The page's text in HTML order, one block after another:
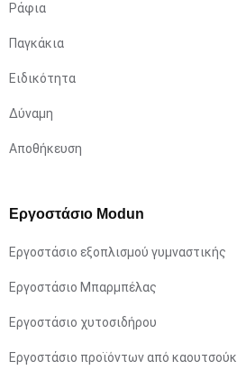
Ράφια
Παγκάκια
Ειδικότητα
Δύναμη
Αποθήκευση
Εργοστάσιο Modun
Εργοστάσιο εξοπλισμού γυμναστικής
Εργοστάσιο Μπαρμπέλας
Εργοστάσιο χυτοσιδήρου
Εργοστάσιο προϊόντων από καουτσούκ